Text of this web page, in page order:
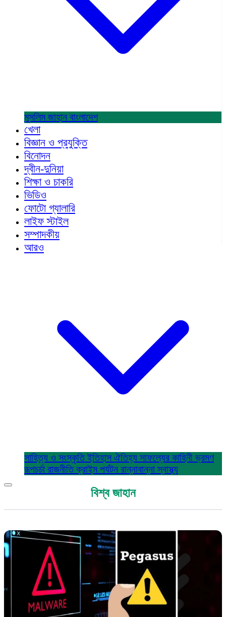
মুসলিম জাহান বাংলাদেশ
খেলা
বিজ্ঞান ও প্রযুক্তি
বিনোদন
দ্বীন-দুনিয়া
শিক্ষা ও চাকরি
ভিডিও
ফোটো গ্যালারি
লাইফ স্টাইল
সম্পাদকীয়
আরও
সাহিত্য ও সংস্কৃতিইতিহাস ঐতিহ্য সাফল্যের কাহিনীভ্রমণ
রূপচর্চা রাজনীতিক্রাইম পর্যটন রান্নাবান্নাস্বাস্থ্য
বিশ্ব জাহান